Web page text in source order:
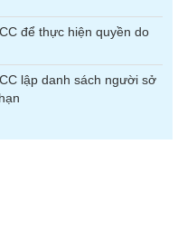
để thực hiện quyền do
lập danh sách người sở